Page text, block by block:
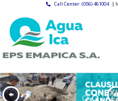
Call Center: (056) 461004 |